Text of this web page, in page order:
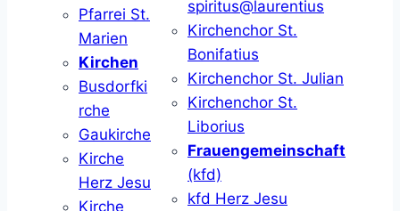
Pfarrei St.
Marien
Kirchen
Busdorfki
rche
Gaukirche
Kirche
Herz Jesu
Kirche
spiritus@laurentius
Kirchenchor St.
Bonifatius
Kirchenchor St. Julian
Kirchenchor St.
Liborius
Frauengemeinschaft
(kfd)
kfd Herz Jesu